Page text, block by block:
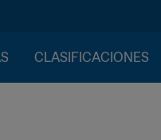
CLASIFICACIONES